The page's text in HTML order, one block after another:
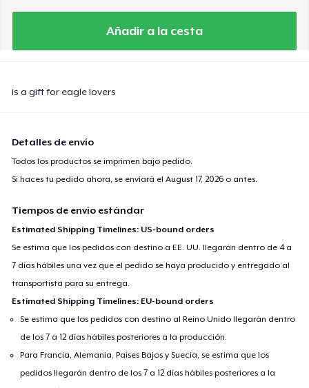
Añadir a la cesta
is a gift for eagle lovers
Detalles de envío
Todos los productos se imprimen bajo pedido.
Si haces tu pedido ahora, se enviará elAugust 17, 2026 o antes.
Tiempos de envío estándar
Estimated Shipping Timelines: US-bound orders
Se estima que los pedidos con destino a EE. UU. llegarán dentro de 4 a
7 días hábiles una vez que el pedido se haya producido y entregado al
transportista para su entrega.
Estimated Shipping Timelines: EU-bound orders
Se estima que los pedidos con destino al Reino Unido llegarán dentro
de los 7 a 12 días hábiles posteriores a la producción.
Para Francia, Alemania, Países Bajos y Suecia, se estima que los
pedidos llegarán dentro de los 7 a 12 días hábiles posteriores a la